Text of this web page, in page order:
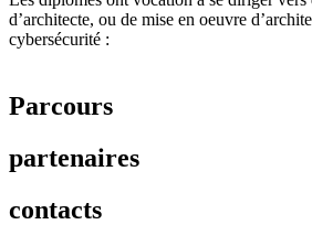
d’architecte, ou de mise en oeuvre
cybersécurité :
Parcours
partenaires
contacts